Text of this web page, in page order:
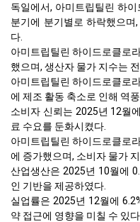
독일에서, 아미트립틸린 하
분기에 분기별로 하락했으
다.
아미트립틸린 하이드로클로
했으며, 생산자 물가 지수는
아미트립틸린 하이드로클로
에 제조 활동 축소로 인해 역
소비자 신뢰는 2025년 12월
료 수요를 둔화시켰다.
아미트립틸린 하이드로클로
에 증가했으며, 소비자 물가
산업생산은 2025년 10월에
인 기반을 제공하였다.
실업률은 2025년 12월에
약 접근에 영향을 미칠 수 있다.